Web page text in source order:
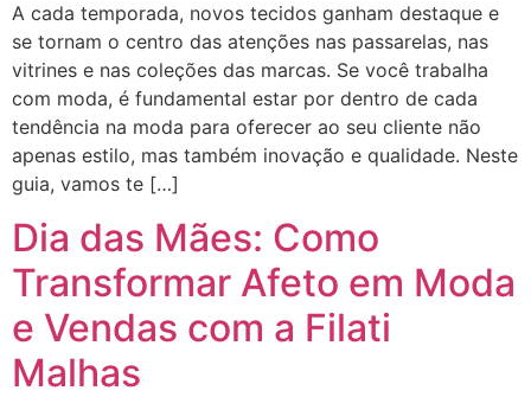
A cada temporada, novos tecidos ganham destaque e
se tornam o centro das atenções nas passarelas, nas
vitrines e nas coleções das marcas. Se você trabalha
com moda, é fundamental estar por dentro de cada
tendência na moda para oferecer ao seu cliente não
apenas estilo, mas também inovação e qualidade. Neste
guia, vamos te […]
Dia das Mães: Como
Transformar Afeto em Moda
e Vendas com a Filati
Malhas